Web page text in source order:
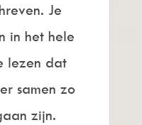
Je
in het hele
lezen dat
samen zo
zijn.